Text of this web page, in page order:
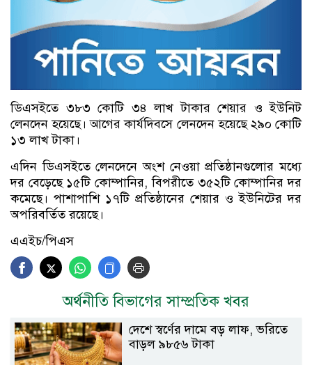
ডিএসইতে ৩৮৩ কোটি ৩৪ লাখ টাকার শেয়ার ও ইউনিট
লেনদেন হয়েছে। আগের কার্যদিবসে লেনদেন হয়েছে ২৯০ কোটি
১৩ লাখ টাকা।
এদিন ডিএসইতে লেনদেনে অংশ নেওয়া প্রতিষ্ঠানগুলোর মধ্যে
দর বেড়েছে ১৫টি কোম্পানির, বিপরীতে ৩৫২টি কোম্পানির দর
কমেছে। পাশাপাশি ১৭টি প্রতিষ্ঠানের শেয়ার ও ইউনিটের দর
অপরিবর্তিত রয়েছে।
এএইচ/পিএস
অর্থনীতি বিভাগের সাম্প্রতিক খবর
দেশে স্বর্ণের দামে বড় লাফ, ভরিতে
বাড়ল ৯৮৫৬ টাকা